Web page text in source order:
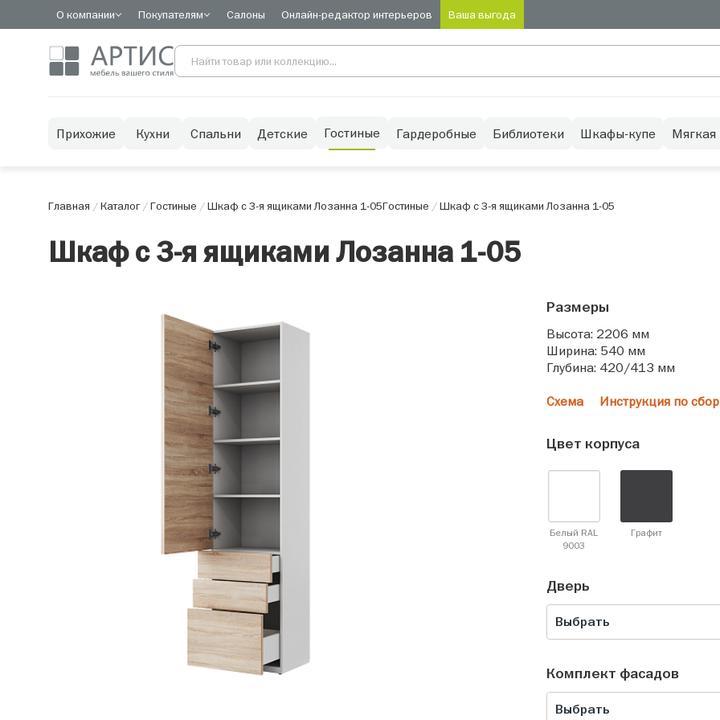
О компании Покупателям Салоны Онлайн-редактор интерьеров Ваша выгода
Прихожие Кухни Спальни Детские Гостиные Гардеробные Библиотеки Шкафы-купе Мягкая
Главная /Каталог/Гостиные /Шкаф с 3-я ящиками Лозанна 1-05Гостиные /Шкаф с 3-я ящиками Лозанна 1-05
Шкаф с 3-я ящиками Лозанна 1-05
Размеры
Высота: 2206 мм
Ширина: 540 мм
Глубина: 420/413 мм
Схема Инструкция по
Цвет корпуса
Белый RAL
9003
Графит
Дверь
Выбрать
Комплект фасадов
Выбрать